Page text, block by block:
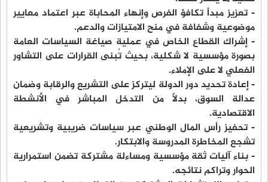
- تعزيز مبدأ تكافؤ الفرص وإنهاء المحاباة عبر اعتماد معايير
موضوعية وشفافة في منح الامتيازات والدعم.
- إشراك القطاع الخاص في عملية صياغة السياسات العامة
بصورة مؤسسية لا شكلية، بحيث تُبنى القرارات على التشاور
الفعلي لا على الإملاء.
- إعادة تحديد دور الدولة ليتركز على التشريع والرقابة وضمان
عدالة السوق، بدلًا من التدخل المباشر في الأنشطة
الاقتصادية.
- تحفيز رأس المال الوطني عبر سياسات ضريبية وتشريعية
تشجع المخاطرة المدروسة والابتكار.
- بناء آليات ثقة مؤسسية ومساءلة مشتركة تضمن استمرارية
الحوار وتراكم نتائجه.